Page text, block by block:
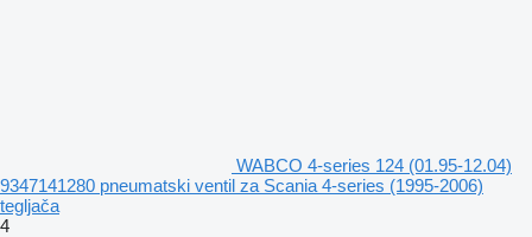
WABCO 4-series 124 (01.95-12.04)
9347141280 pneumatski ventil za Scania 4-series (1995-2006)
tegljača
4